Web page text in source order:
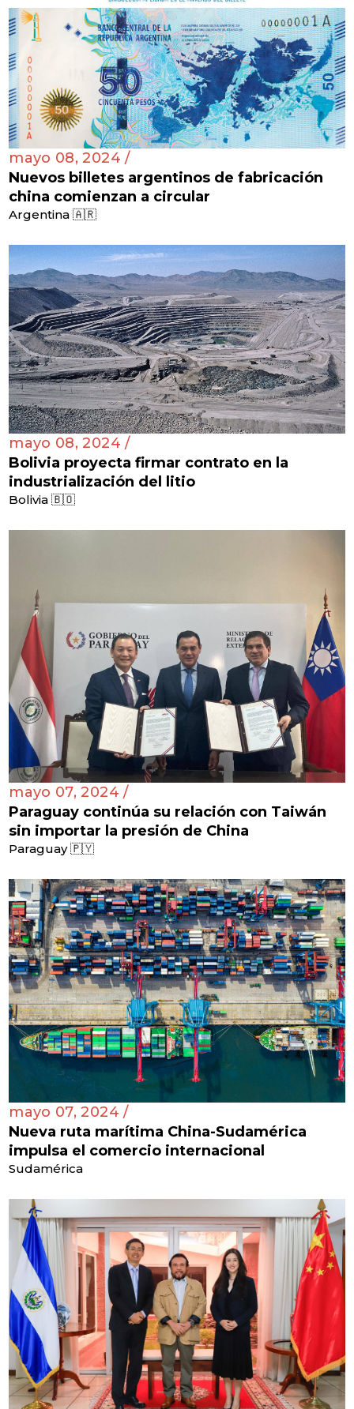
mayo 08, 2024 /
Nuevos billetes argentinos de fabricación
china comienzan a circular
Argentina 🇦🇷
mayo 08, 2024 /
Bolivia proyecta firmar contrato en la
industrialización del litio
Bolivia 🇧🇴
mayo 07, 2024 /
Paraguay continúa su relación con Taiwán
sin importar la presión de China
Paraguay 🇵🇾
mayo 07, 2024 /
Nueva ruta marítima China-Sudamérica
impulsa el comercio internacional
Sudamérica